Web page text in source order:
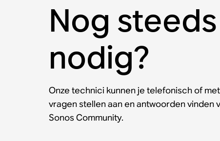
Nog
nodig?
Onze technici kunnen je telefonisch of
vragen stellen aan en antwoorden vinden
Sonos Community.